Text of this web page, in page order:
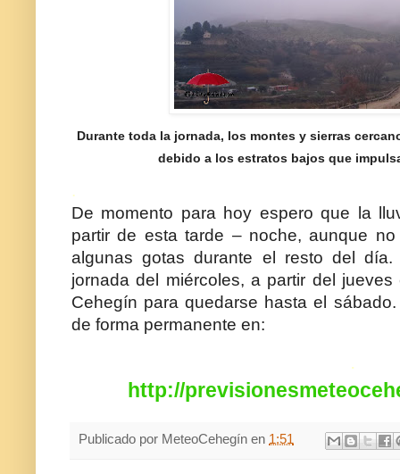
Durante toda la jornada, los montes y sierras
debido a los estratos bajos que
.
De momento para hoy espero que la
partir de esta tarde – noche, aunque
algunas gotas durante el resto del
jornada del miércoles, a partir del
Cehegín para quedarse hasta el
de forma permanente en:
.
http://
Publicado por MeteoCehegín en 1:51